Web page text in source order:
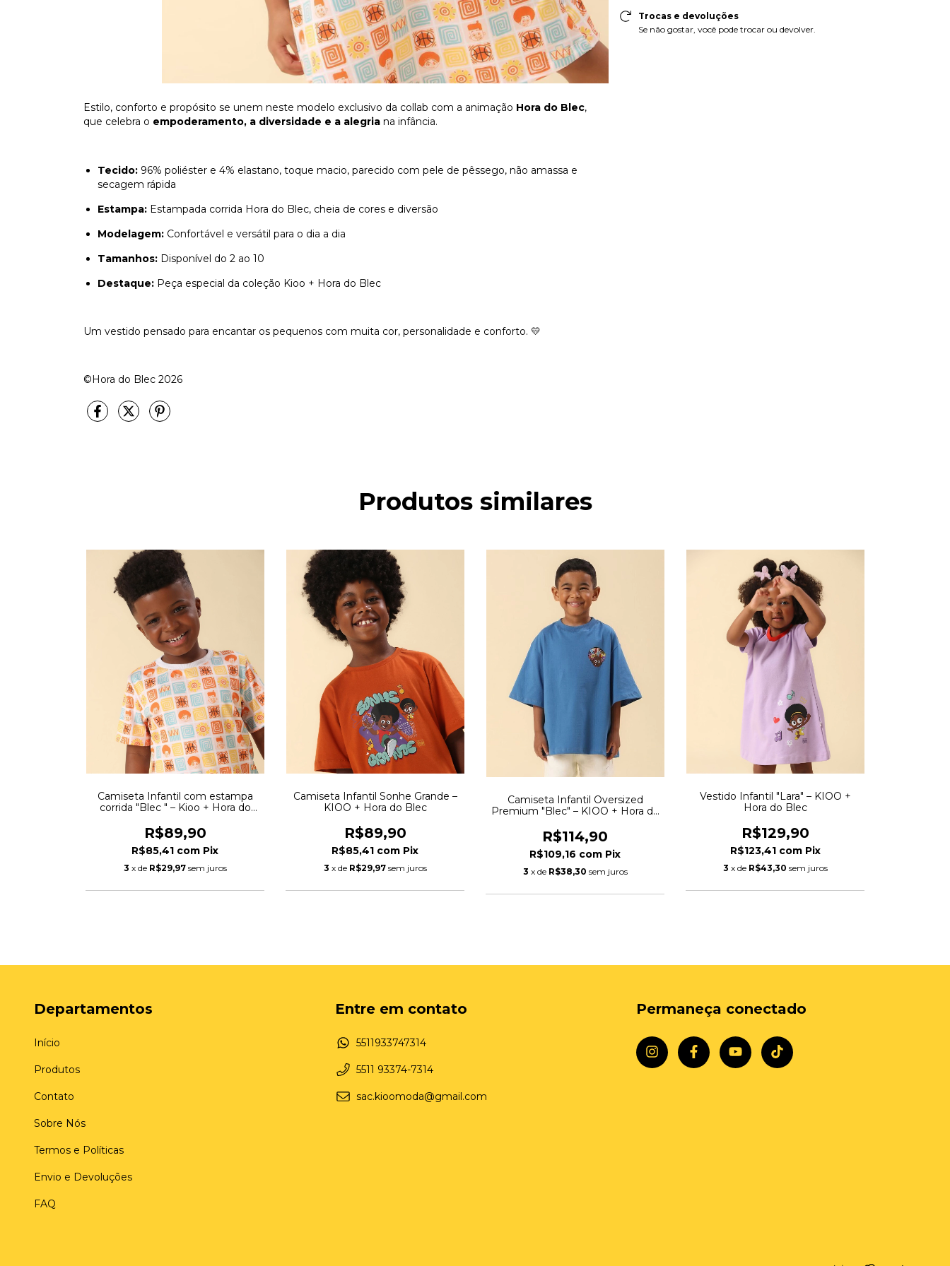
Estilo, conforto e propósito se unem neste modelo exclusivo da collab com a animação Hora do Blec,
que celebra o empoderamento, a diversidade e a alegria na infância.
Tecido: 96% poliéster e 4% elastano, toque macio, parecido com pele de pêssego, não amassa e
secagem rápida
Estampa: Estampada corrida Hora do Blec, cheia de cores e diversão
Modelagem: Confortável e versátil para o dia a dia
Tamanhos: Disponível do 2 ao 10
Destaque: Peça especial da coleção Kioo + Hora do Blec
Um vestido pensado para encantar os pequenos com muita cor, personalidade e conforto. 💛
©Hora do Blec 2026
Trocas e devoluções
Se não gostar, você pode trocar ou devolver.
Produtos similares
Camiseta Infantil com estampa
corrida "Blec " – Kioo + Hora do
R$89,90
R$85,41 com Pix
3 x de R$29,97 sem juros
Camiseta Infantil Sonhe Grande –
KIOO + Hora do Blec
R$89,90
R$85,41 com Pix
3 x de R$29,97 sem juros
Camiseta Infantil Oversized
Premium "Blec" – KIOO + Hora do
R$114,90
R$109,16 com Pix
3 x de R$38,30 sem juros
Vestido Infantil "Lara" – KIOO +
Hora do Blec
R$129,90
R$123,41 com Pix
3 x de R$43,30 sem juros
Departamentos
Início
Produtos
Contato
Sobre Nós
Termos e Políticas
Envio e Devoluções
FAQ
Entre em contato
5511933747314
5511 93374-7314
sac.kioomoda@gmail.com
Permaneça conectado